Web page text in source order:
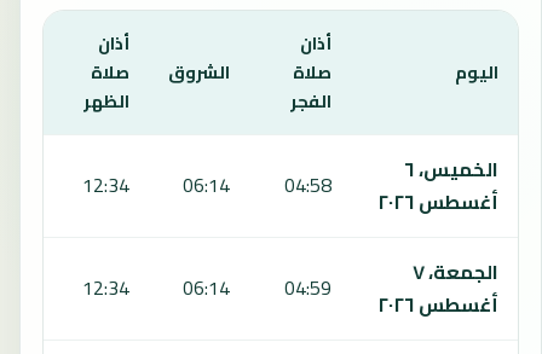
اليوم
أذان
صلاة
الفجر
الشروق
أذان
صلاة
الظهر
الخميس، ٦
أغسطس ٢٠٢٦
04:58
06:14
12:34
الجمعة، ٧
أغسطس ٢٠٢٦
04:59
06:14
12:34